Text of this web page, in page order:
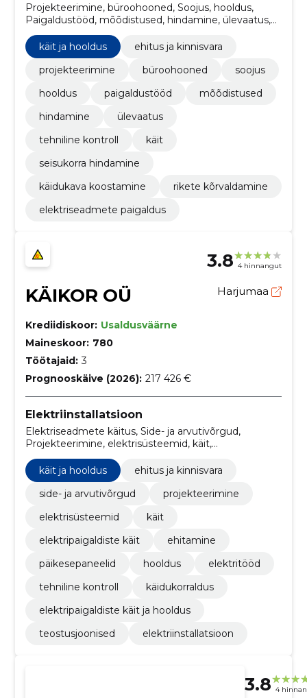
Projekteerimine, büroohooned, Soojus, hooldus,
Paigaldustööd, mõõdistused, hindamine, ülevaatus,
tehniline kontroll, käit
käit ja hooldus
ehitus ja kinnisvara
projekteerimine
büroohooned
soojus
hooldus
paigaldustööd
mõõdistused
hindamine
ülevaatus
tehniline kontroll
käit
seisukorra hindamine
käidukava koostamine
rikete kõrvaldamine
elektriseadmete paigaldus
3.8 4 hinnangut
KÄIKOR OÜ Harjumaa
Krediidiskoor: Usaldusväärne
Maineskoor: 780
Töötajaid: 3
Prognooskäive (2026): 217 426 €
Elektriinstallatsioon
Elektriseadmete käitus, Side- ja arvutivõrgud,
Projekteerimine, elektrisüsteemid, käit,
Elektripaigaldiste käit, ehitamine, päikesepaneelid,
hooldus, elektritööd
käit ja hooldus
ehitus ja kinnisvara
side- ja arvutivõrgud
projekteerimine
elektrisüsteemid
käit
elektripaigaldiste käit
ehitamine
päikesepaneelid
hooldus
elektritööd
tehniline kontroll
käidukorraldus
elektripaigaldiste käit ja hooldus
teostusjoonised
elektriinstallatsioon
3.8 4